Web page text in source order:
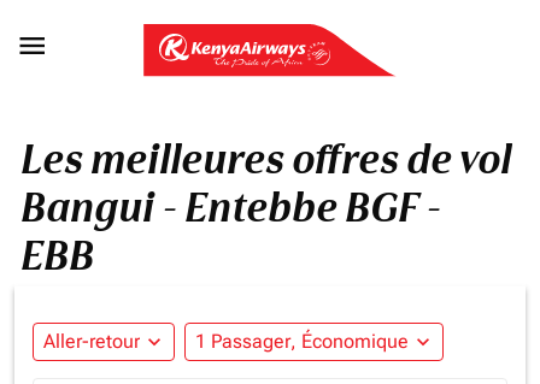

Les meilleures offres de vol
Bangui - Entebbe BGF -
EBB
Aller-retour expand_more 1 Passager, Économique expand_more